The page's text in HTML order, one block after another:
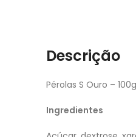
Descrição
Pérolas S Ouro –
Ingredientes